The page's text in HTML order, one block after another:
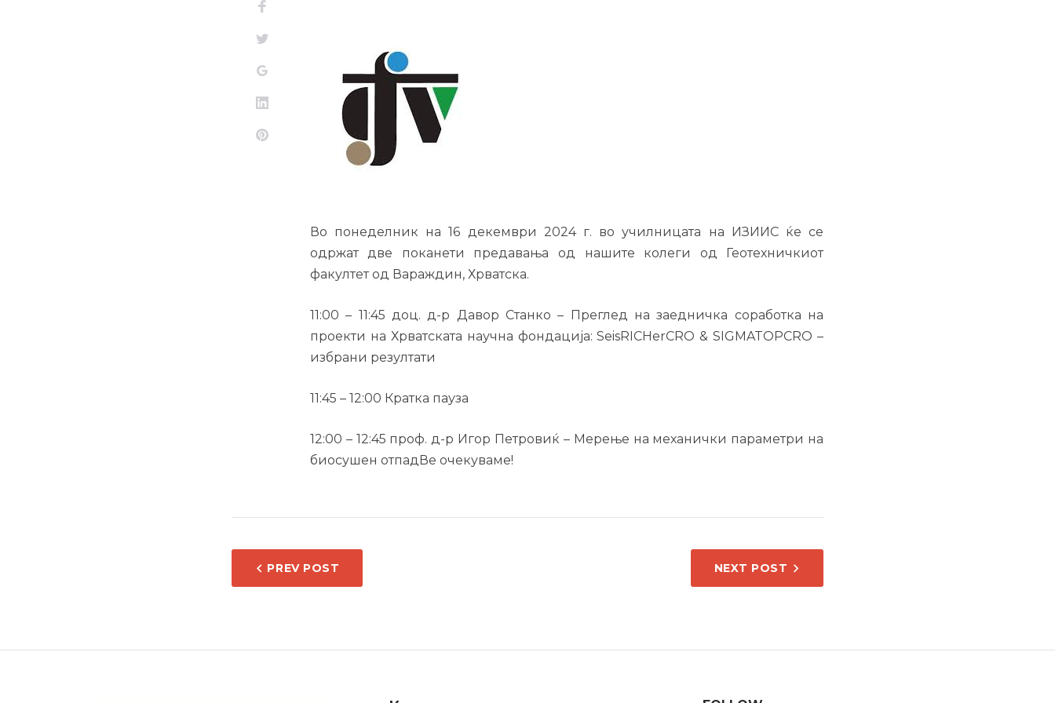
Twitter
Google+
LinkedIn
Pinterest
Во понеделник на 16 декември 2024 г. во училницата на ИЗИИС ќе се
одржат две поканети предавања од нашите колеги од Геотехничкиот
факултет од Вараждин, Хрватска.
11:00 – 11:45 доц. д-р Давор Станко – Преглед на заедничка соработка на
проекти на Хрватската научна фондација: SeisRICHerCRO & SIGMATOPCRO –
избрани резултати
11:45 – 12:00 Кратка пауза
12:00 – 12:45 проф. д-р Игор Петровиќ – Мерење на механички параметри на
биосушен отпадВе очекуваме!
НАВИГАЦИЈА
НАПИС
PREV POST NEXT POST